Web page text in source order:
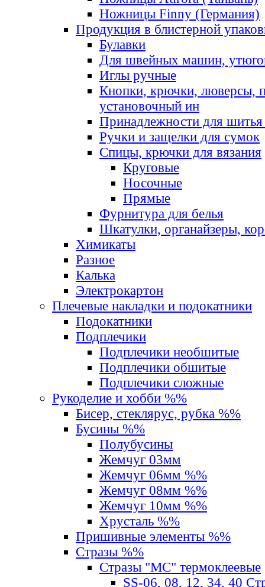
Ножницы Finny (Германия)
Продукция в блистерной
Булавки
Для швейных машин,
Иглы ручные
Кнопки, крючки, люверсы,
установочный ин
Принадлежности для шитья
Ручки и защелки для сумок
Спицы, крючки для вязания
Круговые
Носочные
Прямые
Фурнитура для белья
Шкатулки, органайзеры,
Химикаты
Разное
Калька
Электрокартон
Плечевые накладки и подокатники
Подокатники
Подплечики
Подплечики необшитые
Подплечики обшитые
Подплечики сложные
Рукоделие и хобби %%
Бисер, стеклярус, рубка %%
Бусины %%
Полубусины
Жемчуг 03мм
Жемчуг 06мм %%
Жемчуг 08мм %%
Жемчуг 10мм %%
Хрусталь %%
Пришивные элементы %%
Стразы %%
Стразы "MС" термоклеевые
SS-06, 08, 12, 34, 40